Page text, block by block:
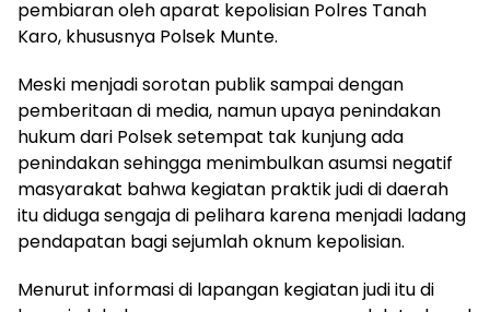
pembiaran oleh aparat kepolisian Polres Tanah
Karo, khususnya Polsek Munte.
Meski menjadi sorotan publik sampai dengan
pemberitaan di media, namun upaya penindakan
hukum dari Polsek setempat tak kunjung ada
penindakan sehingga menimbulkan asumsi negatif
masyarakat bahwa kegiatan praktik judi di daerah
itu diduga sengaja di pelihara karena menjadi ladang
pendapatan bagi sejumlah oknum kepolisian.
Menurut informasi di lapangan kegiatan judi itu di